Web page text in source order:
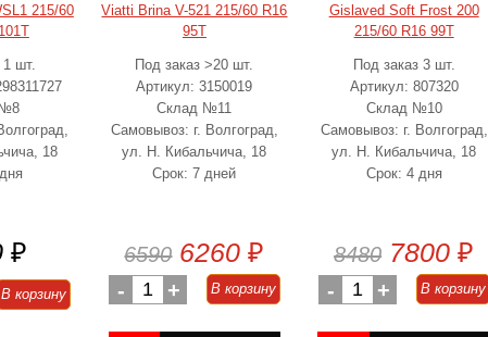
215/60
1 шт.
18
₽
В корзину
Viatti Brina V-521 215/60 R16
95T
Под заказ >20 шт.
Артикул: 3150019
Склад №11
Самовывоз: г. Волгоград,
ул. Н. Кибальчича, 18
Срок: 7 дней
6590 6260 ₽
- 1 + В корзину
Gislaved Soft Frost 200
215/60 R16 99T
Под заказ 3 шт.
Артикул: 807320
Склад №10
Самовывоз: г. Волгоград,
ул. Н. Кибальчича, 18
Срок: 4 дня
8480 7800 ₽
- 1 + В корзину